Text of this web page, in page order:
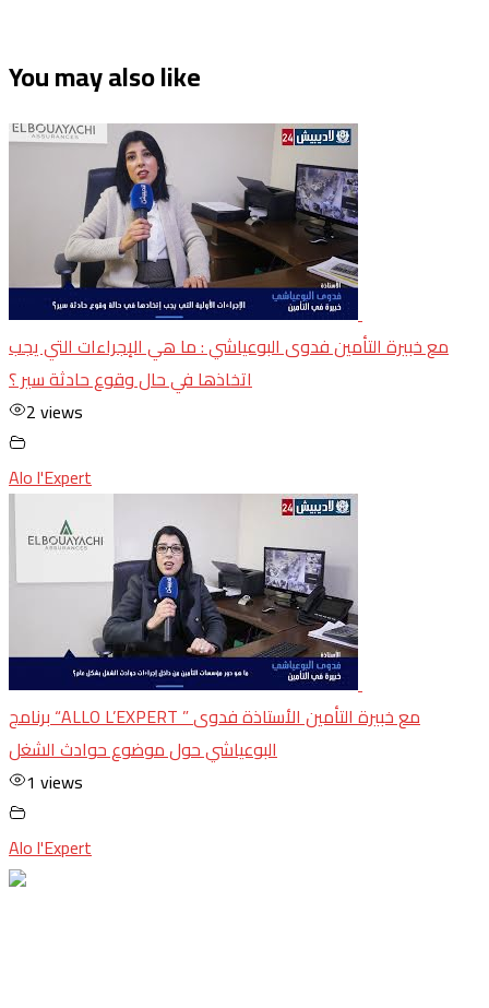
You may also like
مع خبيرة التأمين فدوى البوعياشي : ما هي الإجراءات التي يجب
اتخاذها في حال وقوع حادثة سير ؟
2 views
Alo l'Expert
برنامج “ALLO L’EXPERT ” مع خبيرة التأمين الأستاذة فدوى
البوعياشي حول موضوع حوادث الشغل
1 views
Alo l'Expert